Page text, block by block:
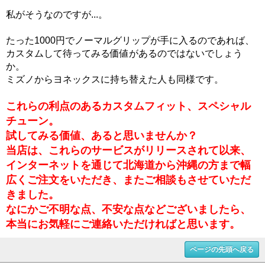
私がそうなのですが...。
たった1000円でノーマルグリップが手に入るのであれば、
カスタムして待ってみる価値があるのではないでしょう
か。
ミズノからヨネックスに持ち替えた人も同様です。
これらの利点のあるカスタムフィット、スペシャル
チューン。
試してみる価値、あると思いませんか？
当店は、これらのサービスがリリースされて以来、
インターネットを通じて北海道から沖縄の方まで幅
広くご注文をいただき、またご相談もさせていただ
きました。
なにかご不明な点、不安な点などございましたら、
本当にお気軽にご連絡いただければと思います。
ページの先頭へ戻る